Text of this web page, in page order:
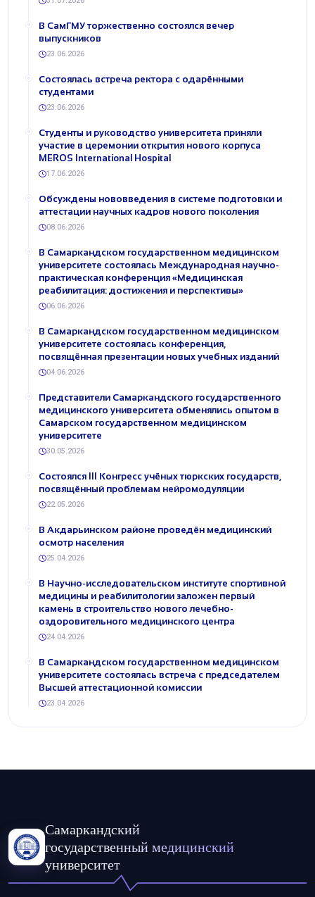
В СамГМУ торжественно состоялся вечер
выпускников
23.06.2026
Состоялась встреча ректора с одарёнными
студентами
23.06.2026
Студенты и руководство университета приняли
участие в церемонии открытия нового корпуса
MEROS International Hospital
17.06.2026
Обсуждены нововведения в системе подготовки и
аттестации научных кадров нового поколения
08.06.2026
В Самаркандском государственном медицинском
университете состоялась Международная научно-
практическая конференция «Медицинская
реабилитация: достижения и перспективы»
06.06.2026
В Самаркандском государственном медицинском
университете состоялась конференция,
посвящённая презентации новых учебных изданий
04.06.2026
Представители Самаркандского государственного
медицинского университета обменялись опытом в
Самарском государственном медицинском
университете
30.05.2026
Состоялся III Конгресс учёных тюркских государств,
посвящённый проблемам нейромодуляции
22.05.2026
В Акдарьинском районе проведён медицинский
осмотр населения
25.04.2026
В Научно-исследовательском институте спортивной
медицины и реабилитологии заложен первый
камень в строительство нового лечебно-
оздоровительного медицинского центра
24.04.2026
В Самаркандском государственном медицинском
университете состоялась встреча с председателем
Высшей аттестационной комиссии
23.04.2026
Самаркандский
государственный медицинский
университет